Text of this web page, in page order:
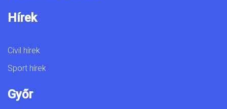
Hírek
Civil hírek
Sport hírek
Győr